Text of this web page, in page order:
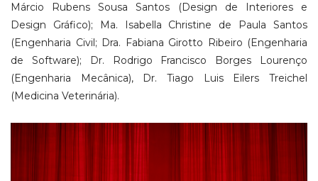
Márcio Rubens Sousa Santos (Design de Interiores e
Design Gráfico); Ma. Isabella Christine de Paula Santos
(Engenharia Civil; Dra. Fabiana Girotto Ribeiro (Engenharia
de Software); Dr. Rodrigo Francisco Borges Lourenço
(Engenharia Mecânica), Dr. Tiago Luis Eilers Treichel
(Medicina Veterinária).